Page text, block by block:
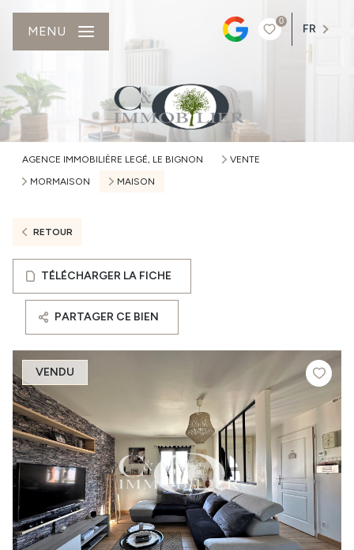
0
FR
MENU
AGENCE IMMOBILIÈRE LEGÉ, LE BIGNON
VENTE
MORMAISON
MAISON
RETOUR
TÉLÉCHARGER LA FICHE
PARTAGER CE BIEN
VENDU